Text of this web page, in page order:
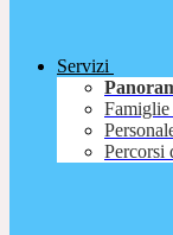
Servizi
Famiglie
Percorsi